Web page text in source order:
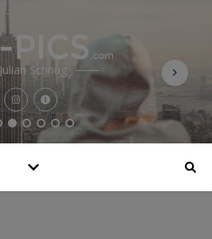
Julian Schnug